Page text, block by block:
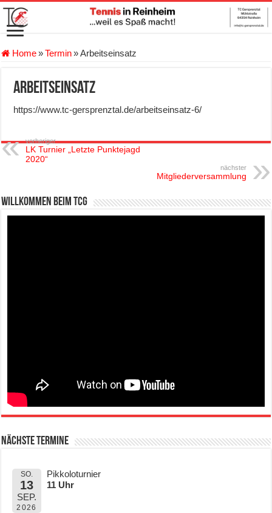
Home»Termin»Arbeitseinsatz
Arbeitseinsatz
https://www.tc-gersprenztal.de/arbeitseinsatz-6/
vorheriger
LK Turnier „Letzte Punktejagd
2020“
nächster
Mitgliederversammlung
Willkommen beim TCG
Nächste Termine
SO.
13
SEP.
2026
Pikkoloturnier
11 Uhr